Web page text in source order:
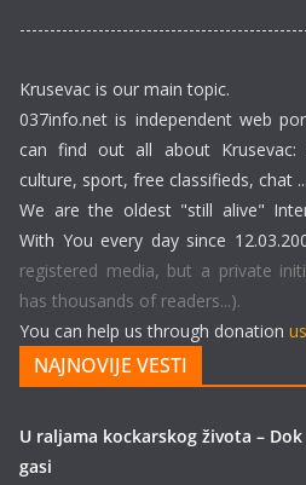
Krusevac is our main topic.
037info.net is independent web
can find out all about Krusevac:
culture, sport, free classifieds, chat ...
We are the oldest "still alive"
With You every day since
registered media, but a private
has thousands of readers...).
You can help us through donation
NAJNOVIJE VESTI
U raljama kockarskog života –
gasi